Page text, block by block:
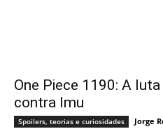
One Piece 1190: A
contra Imu
Spoilers, teorias e curiosidades Jorge